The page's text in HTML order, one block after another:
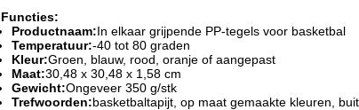
Functies:
Productnaam:In elkaar grijpende PP-tegels voor basketbal
Temperatuur:-40 tot 80 graden
Kleur:Groen, blauw, rood, oranje of aangepast
Maat:30,48 x 30,48 x 1,58 cm
Gewicht:Ongeveer 350 g/stk
Trefwoorden:basketbaltapijt, op maat gemaakte kleuren,